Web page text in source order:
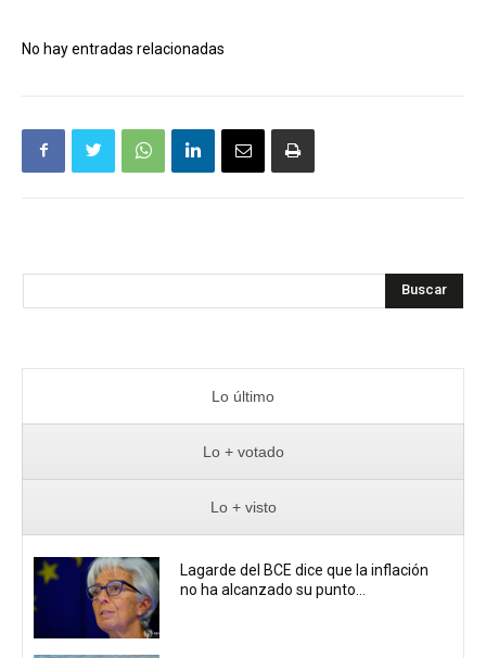
No hay entradas relacionadas
Buscar
Lo último
Lo + votado
Lo + visto
Lagarde del BCE dice que la inflación
no ha alcanzado su punto...